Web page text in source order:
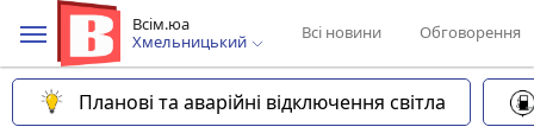
Всім.юа
Хмельницький
Всі новини Обговорення
Планові та аварійні відключення світла